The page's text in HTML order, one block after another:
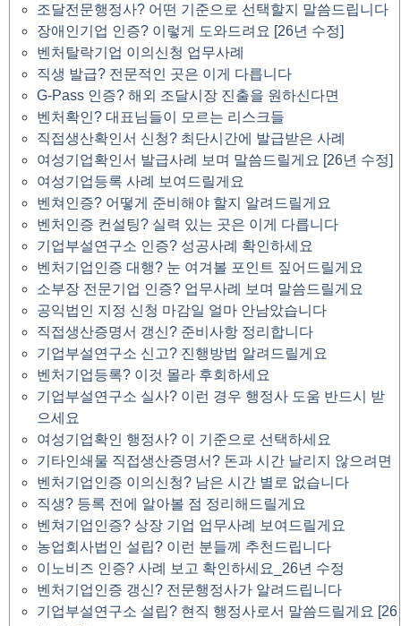
조달전문행정사? 어떤 기준으로 선택할지 말씀드립니다
장애인기업 인증? 이렇게 도와드려요 [26년 수정]
벤처탈락기업 이의신청 업무사례
직생 발급? 전문적인 곳은 이게 다릅니다
G-Pass 인증? 해외 조달시장 진출을 원하신다면
벤처확인? 대표님들이 모르는 리스크들
직접생산확인서 신청? 최단시간에 발급받은 사례
여성기업확인서 발급사례 보며 말씀드릴게요 [26년 수정]
여성기업등록 사례 보여드릴게요
벤쳐인증? 어떻게 준비해야 할지 알려드릴게요
벤처인증 컨설팅? 실력 있는 곳은 이게 다릅니다
기업부설연구소 인증? 성공사례 확인하세요
벤처기업인증 대행? 눈 여겨볼 포인트 짚어드릴게요
소부장 전문기업 인증? 업무사례 보며 말씀드릴게요
공익법인 지정 신청 마감일 얼마 안남았습니다
직접생산증명서 갱신? 준비사항 정리합니다
기업부설연구소 신고? 진행방법 알려드릴게요
벤처기업등록? 이것 몰라 후회하세요
기업부설연구소 실사? 이런 경우 행정사 도움 반드시 받
으세요
여성기업확인 행정사? 이 기준으로 선택하세요
기타인쇄물 직접생산증명서? 돈과 시간 날리지 않으려면
벤처기업인증 이의신청? 남은 시간 별로 없습니다
직생? 등록 전에 알아볼 점 정리해드릴게요
벤쳐기업인증? 상장 기업 업무사례 보여드릴게요
농업회사법인 설립? 이런 분들께 추천드립니다
이노비즈 인증? 사례 보고 확인하세요_26년 수정
벤처기업인증 갱신? 전문행정사가 알려드립니다
기업부설연구소 설립? 현직 행정사로서 말씀드릴게요 [26